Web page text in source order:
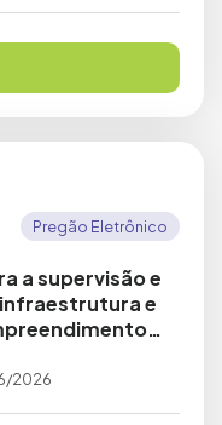
Pregão Eletrônico
a supervisão e
e
2026